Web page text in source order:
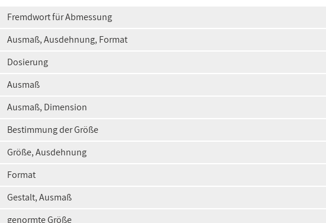
Fremdwort für Abmessung
Ausmaß, Ausdehnung, Format
Dosierung
Ausmaß
Ausmaß, Dimension
Bestimmung der Größe
Größe, Ausdehnung
Format
Gestalt, Ausmaß
genormte Größe